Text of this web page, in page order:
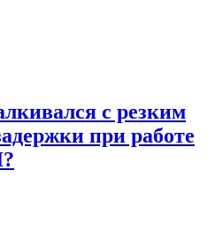
с резким
при работе